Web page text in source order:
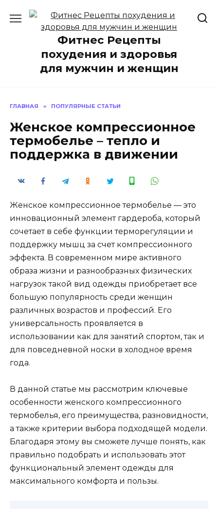
содержанию
Фитнес Рецепты
похудения и здоровья
для мужчин и женщин
ГЛАВНАЯ » ПОПУЛЯРНЫЕ СТАТЬИ
Женское компрессионное
термобелье – тепло и
поддержка в движении
Женское компрессионное термобелье — это
инновационный элемент гардероба, который
сочетает в себе функции терморегуляции и
поддержку мышц за счет компрессионного
эффекта. В современном мире активного
образа жизни и разнообразных физических
нагрузок такой вид одежды приобретает все
большую популярность среди женщин
различных возрастов и профессий. Его
универсальность проявляется в
использовании как для занятий спортом, так и
для повседневной носки в холодное время
года.
В данной статье мы рассмотрим ключевые
особенности женского компрессионного
термобелья, его преимущества, разновидности,
а также критерии выбора подходящей модели.
Благодаря этому вы сможете лучше понять, как
правильно подобрать и использовать этот
функциональный элемент одежды для
максимального комфорта и пользы.